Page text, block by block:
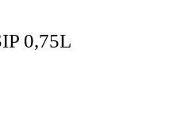
0,75L